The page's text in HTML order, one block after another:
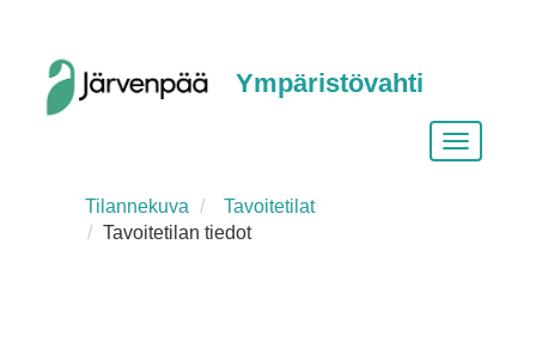
Ympäristövahti
Vaihda
Tilannekuva
Tavoitetilat
Tavoitetilan tiedot